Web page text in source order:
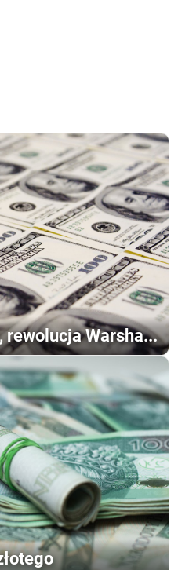
rewolucja Warsha...